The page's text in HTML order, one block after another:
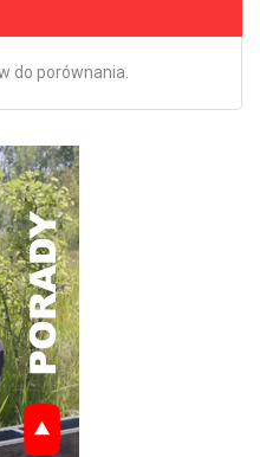
do porównania.